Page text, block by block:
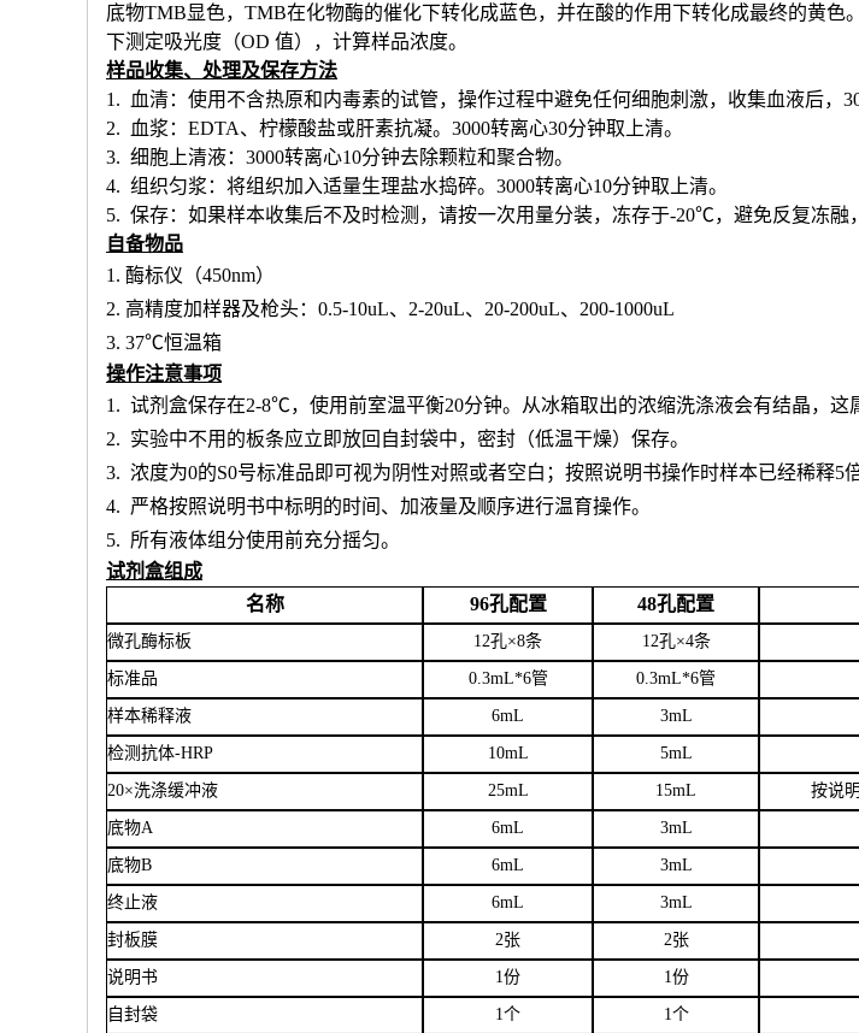
底物TMB显色，TMB在化物酶的催化下转化成蓝色，并在酸的作用下转化成最终的黄色
下测定吸光度（OD 值），计算样品浓度。
样品收集、处理及保存方法
1. 血清：使用不含热原和内毒素的试管，操作过程中避免任何细胞刺激，收集血液后，
2. 血浆：EDTA、柠檬酸盐或肝素抗凝。3000转离心30分钟取上清。
3. 细胞上清液：3000转离心10分钟去除颗粒和聚合物。
4. 组织匀浆：将组织加入适量生理盐水捣碎。3000转离心10分钟取上清。
5. 保存：如果样本收集后不及时检测，请按一次用量分装，冻存于-20℃，避免反复冻融
自备物品
1. 酶标仪（450nm）
2. 高精度加样器及枪头： 0.5-10uL、2-20uL、20-200uL、200-1000uL
3. 37℃恒温箱
操作注意事项
1. 试剂盒保存在2-8℃，使用前室温平衡20分钟。从冰箱取出的浓缩洗涤液会有结晶，这
2. 实验中不用的板条应立即放回自封袋中，密封（低温干燥）保存。
3. 浓度为0的S0号标准品即可视为阴性对照或者空白；按照说明书操作时样本已经稀释5
4. 严格按照说明书中标明的时间、加液量及顺序进行温育操作。
5. 所有液体组分使用前充分摇匀。
试剂盒组成
名称
96孔配置 48孔配置
微孔酶标板 12孔×8条 12孔×4条
标准品 0.3mL*6管 0.3mL*6管
样本稀释液 6mL 3mL
检测抗体-HRP 10mL 5mL
20×洗涤缓冲液 25mL 15mL 按说
底物A 6mL 3mL
底物B 6mL 3mL
终止液 6mL 3mL
封板膜 2张 2张
说明书 1份 1份
自封袋 1个 1个